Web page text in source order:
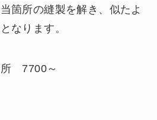
箇所の縫製を解き、似たよ
なります。
7700～